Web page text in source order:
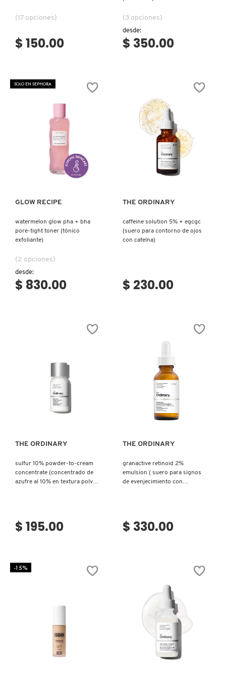
JEAN PAUL GAULTIER
KÉRASTASE
KIEHL’S
KYLIE COSMETICS
KYLIE JENNER FRAGRANCES
LAURA MERCIER
LIVING PROOF
MAKEUP BY MARIO
(17 opciones)
$ 150.00
(3 opciones)
desde:
$ 350.00
SOLO EN SEPHORA
Ver más
GLOW RECIPE
watermelon glow pha + bha
pore-tight toner (tónico
exfoliante)
(2 opciones)
desde:
$ 830.00
Ver más
THE ORDINARY
caffeine solution 5% + egcgc
(suero para contorno de ojos
con cafeína)
$ 230.00
Ver más
THE ORDINARY
sulfur 10% powder-to-cream
concentrate (concentrado de
azufre al 10% en textura polvo
$ 195.00
Ver más
THE ORDINARY
granactive retinoid 2%
emulsion ( suero para signos
de evenjecimiento con
$ 330.00
-15%
Ver más Ver más